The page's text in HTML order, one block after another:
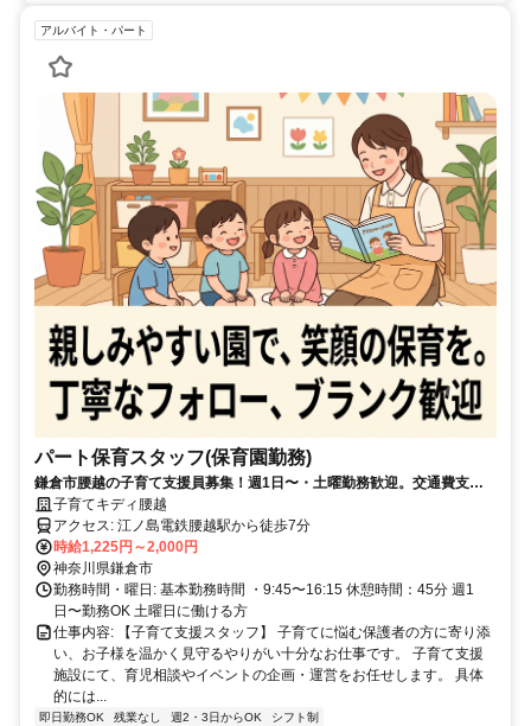
アルバイト・パート
パート保育スタッフ(保育園勤務)
鎌倉市腰越の子育て支援員募集！週1日〜・土曜勤務歓迎。交通費支
給。子育て経験も歓迎
子育てキディ腰越
アクセス: 江ノ島電鉄腰越駅から徒歩7分
時給1,225円～2,000円
神奈川県鎌倉市
勤務時間・曜日: 基本勤務時間 ・9:45〜16:15 休憩時間：45分 週1
日〜勤務OK 土曜日に働ける方
仕事内容: 【子育て支援スタッフ】 子育てに悩む保護者の方に寄り添
い、お子様を温かく見守るやりがい十分なお仕事です。 子育て支援
施設にて、育児相談やイベントの企画・運営をお任せします。 具体
的には...
即日勤務OK 残業なし 週2・3日からOK シフト制